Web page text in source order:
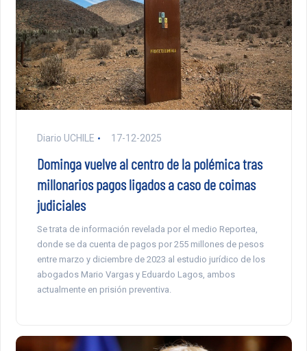
Diario UCHILE 17-12-2025
Dominga vuelve al centro de la polémica tras
millonarios pagos ligados a caso de coimas
judiciales
Se trata de información revelada por el medio Reportea,
donde se da cuenta de pagos por 255 millones de pesos
entre marzo y diciembre de 2023 al estudio jurídico de los
abogados Mario Vargas y Eduardo Lagos, ambos
actualmente en prisión preventiva.